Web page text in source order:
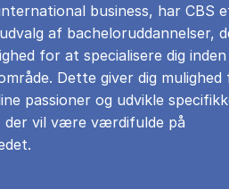
business, har CBS
af bacheloruddannelser,
for at specialisere dig
Dette giver dig mulighed
passioner og udvikle
der vil være værdifulde på